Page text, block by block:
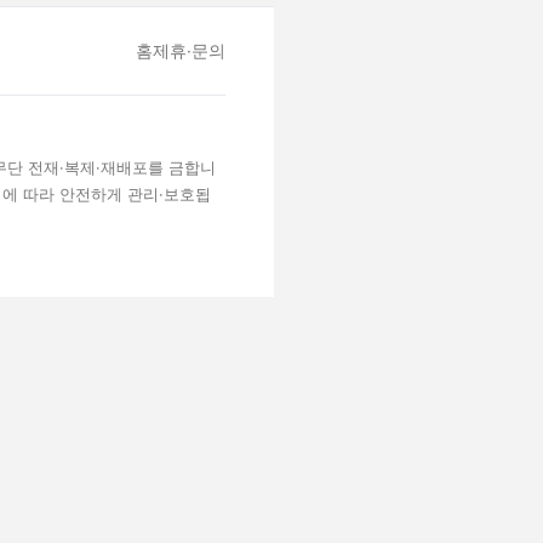
홈제휴·문의
전재·복제·재배포를 금합니
따라 안전하게 관리·보호됩